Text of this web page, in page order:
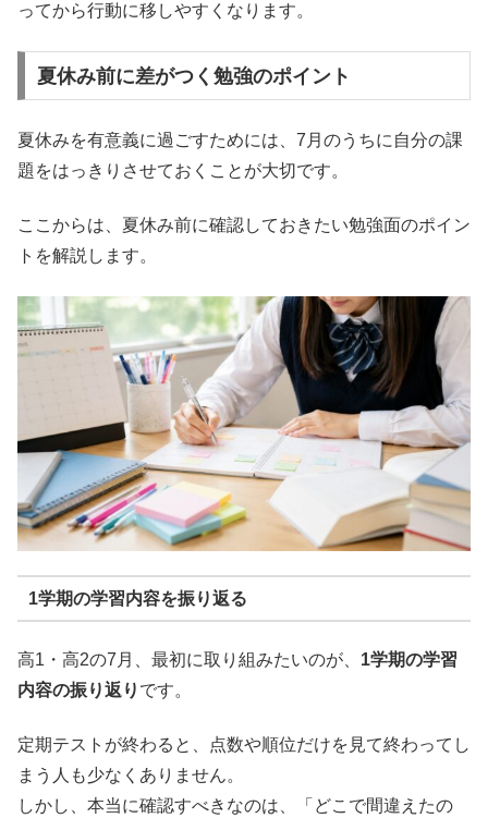
ってから行動に移しやすくなります。
夏休み前に差がつく勉強のポイント
夏休みを有意義に過ごすためには、7月のうちに自分の課
題をはっきりさせておくことが大切です。
ここからは、夏休み前に確認しておきたい勉強面のポイン
トを解説します。
1学期の学習内容を振り返る
高1・高2の7月、最初に取り組みたいのが、 1学期の学習
内容の振り返り です。
定期テストが終わると、点数や順位だけを見て終わってし
まう人も少なくありません。
しかし、本当に確認すべきなのは、「どこで間違えたの